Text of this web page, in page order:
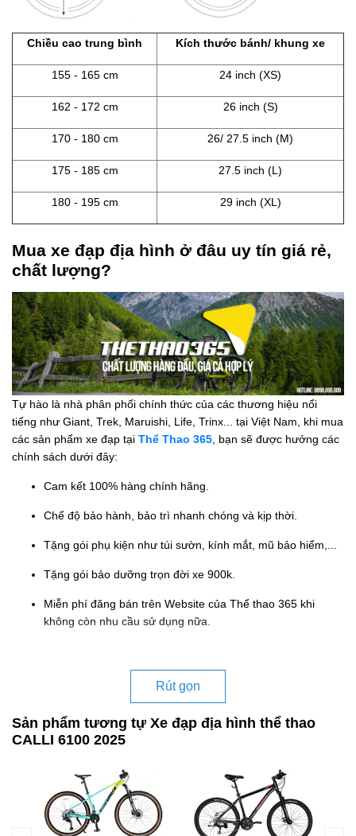
Chiều cao trung bình Kích thước bánh/ khung xe
155 - 165 cm 24 inch (XS)
162 - 172 cm 26 inch (S)
170 - 180 cm 26/ 27.5 inch (M)
175 - 185 cm 27.5 inch (L)
180 - 195 cm 29 inch (XL)
Mua xe đạp địa hình ở đâu uy tín giá rẻ,
chất lượng?
Tự hào là nhà phân phối chính thức của các thương hiệu nổi
tiếng như Giant, Trek, Maruishi, Life, Trinx... tại Việt Nam, khi mua
các sản phẩm xe đạp tại Thể Thao 365, bạn sẽ được hưởng các
chính sách dưới đây:
Cam kết 100% hàng chính hãng.
Chế độ bảo hành, bảo trì nhanh chóng và kịp thời.
Tặng gói phụ kiện như túi sườn, kính mắt, mũ bảo hiểm,...
Tặng gói bảo dưỡng trọn đời xe 900k.
Miễn phí đăng bán trên Website của Thể thao 365 khi
không còn nhu cầu sử dụng nữa.
Rút gọn
Sản phẩm tương tự Xe đạp địa hình thể thao
CALLI 6100 2025